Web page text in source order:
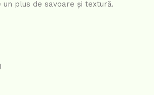
un plus de savoare și textură.